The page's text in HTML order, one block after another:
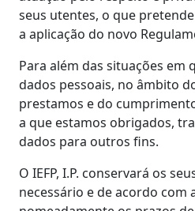
seus utentes, o que
a aplicação do novo
Para além das situações em
dados pessoais, no âmbito
prestamos e do
a que estamos obrigados,
dados para outros fins.
O IEFP, I.P. conservará os
necessário e de acordo com